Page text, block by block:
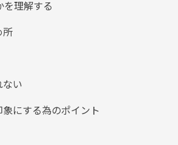
を理解する
所
い
にする為のポイント